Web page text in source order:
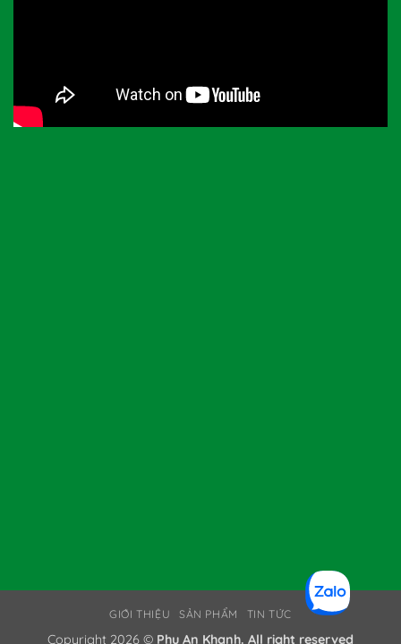
GIỚI THIỆU SẢN PHẨM TIN TỨC
Copyright 2026 © Phu An Khanh. All right reserved